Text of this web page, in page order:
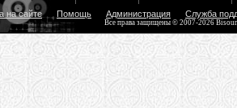
на сайте Помощь Администрация Служба
Все права защищены © 2007-2026